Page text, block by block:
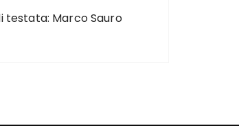
testata: Marco Sauro